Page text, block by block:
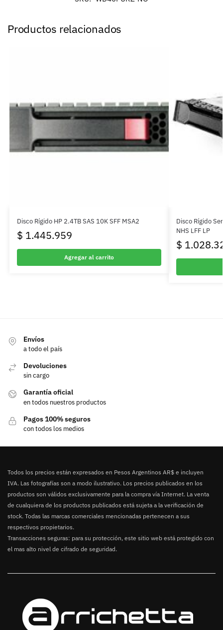
Productos relacionados
Disco Rígido HP 2.4TB SAS 10K SFF MSA2
$ 1.445.959
Agregar al carrito
Disco Rígido
NHS LFF LP
$
Envíos
a todo el país
Devoluciones
sin cargo
Garantía oficial
en todos nuestros productos
Pagos 100% seguros
con todos los medios
Todos los precios están expresados en Pesos Argentinos AR$ e incluyen
IVA. Las fotografías son a modo ilustrativo. Los precios publicados en los
productos son válidos exclusivamente para la compra vía Internet. La venta
de cualquiera de los productos publicados está sujeta a la verificación de
stock. Todas las marcas comerciales mencionadas pertenecen a sus
respectivos propietarios.
Transacciones seguras: para su protección, este sitio web está protegido con
el mas alto nivel de cifrado de seguridad.